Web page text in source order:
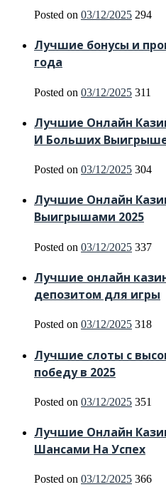
Posted on 03/12/2025 294
Лучшие бонусы и
года
Posted on 03/12/2025 311
Лучшие Онлайн
И Больших
Posted on 03/12/2025 304
Лучшие Онлайн
Выигрышами 2025
Posted on 03/12/2025 337
Лучшие онлайн
депозитом для игры
Posted on 03/12/2025 318
Лучшие слоты с
победу в 2025
Posted on 03/12/2025 351
Лучшие Онлайн
Шансами На Успех
Posted on 03/12/2025 366